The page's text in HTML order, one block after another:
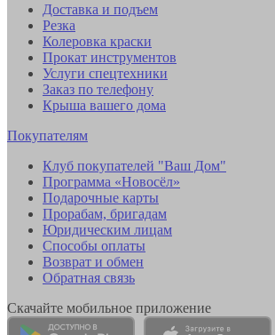
Доставка и подъем
Резка
Колеровка краски
Прокат инструментов
Услуги спецтехники
Заказ по телефону
Крыша вашего дома
Покупателям
Клуб покупателей "Ваш Дом"
Программа «Новосёл»
Подарочные карты
Прорабам, бригадам
Юридическим лицам
Способы оплаты
Возврат и обмен
Обратная связь
Скачайте мобильное приложение